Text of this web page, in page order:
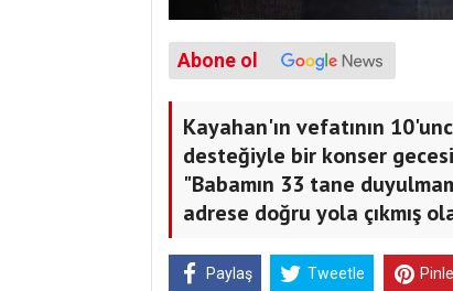
Abone ol
Kayahan'ın vefatının
desteğiyle bir konser gecesi
"Babamın 33 tane
adrese doğru yola çıkmış
Paylaş Tweetle Pinle